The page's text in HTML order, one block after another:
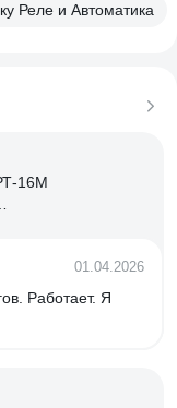
Реле и Автоматика
16М
01.04.2026
Работает. Я